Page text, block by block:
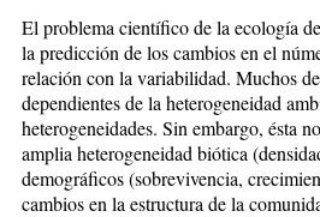
El problema científico de la ecología
la predicción de los cambios en el
relación con la variabilidad. Muchos
dependientes de la heterogeneidad
heterogeneidades. Sin embargo, ésta
amplia heterogeneidad biótica
demográficos (sobrevivencia,
cambios en la estructura de la